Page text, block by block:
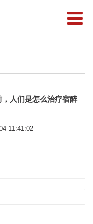
，人们是怎么治疗宿醉
11:41:02